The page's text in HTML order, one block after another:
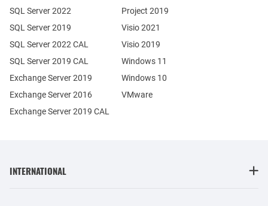
Exchange Server 2019
Exchange Server 2016
SQL Server 2022
SQL Server 2019
SQL Server 2022 CAL
SQL Server 2019 CAL
Exchange Server 2019 CAL
Project 2019
Visio 2021
Visio 2019
Windows 11
Windows 10
VMware
INTERNATIONAL